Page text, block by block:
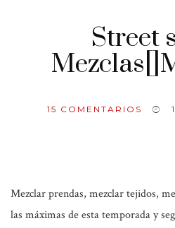
Street
15 COMENTARIOS
Mezclar prendas, mezclar tejidos,
las máximas de esta temporada y